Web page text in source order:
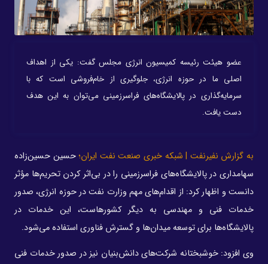
عضو هیئت رئیسه کمیسیون انرژی مجلس گفت: یکی از اهداف
اصلی ما در حوزه انرژی، جلوگیری از خام‌فروشی است که با
سرمایه‌گذاری در پالایشگاه‌های فراسرزمینی می‌توان به این هدف
دست یافت.
به گزارش نفیرنفت | شبکه خبری صنعت نفت ایران؛حسین حسین‌زاده
سهامداری در پالایشگاه‌های فراسرزمینی را در بی‌اثر کردن تحریم‌ها مؤثر
دانست و اظهار کرد: از اقدام‌های مهم وزارت نفت در حوزه انرژی، صدور
خدمات فنی و مهندسی به دیگر کشورهاست، این خدمات در
پالایشگاه‌ها برای توسعه میدان‌ها و گسترش فناوری استفاده می‌شود.
وی افزود: خوشبختانه شرکت‌های دانش‌بنیان نیز در صدور خدمات فنی